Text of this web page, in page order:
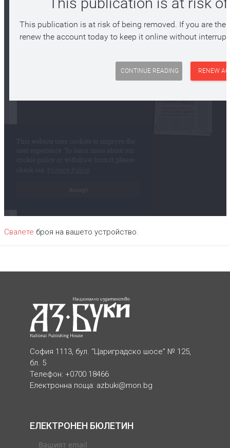
Свалете броя на вашeто устройство.
София 1113, бул. “Цариградско шосе” № 125,
бл. 5
Телефон: +0700 18466
Електронна поща: azbuki@mon.bg
ЕЛЕКТРОНЕН БЮЛЕТИН